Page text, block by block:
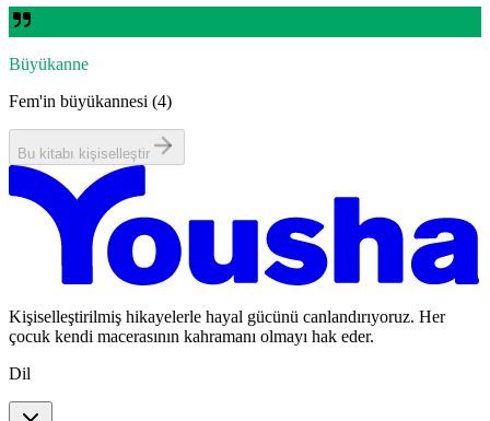
Büyükanne
Fem'in büyükannesi (4)
Bu kitabı kişiselleştir
Kişiselleştirilmiş hikayelerle hayal gücünü canlandırıyoruz. Her
çocuk kendi macerasının kahramanı olmayı hak eder.
Dil